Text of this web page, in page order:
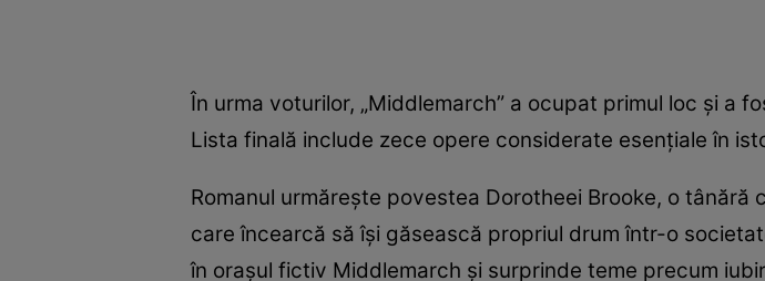
În urma voturilor, „Middlemarch” a ocupat primul loc și a
Lista finală include zece opere considerate esențiale în
Romanul urmărește povestea Dorotheei Brooke, o
care încearcă să își găsească propriul drum într-o
în orașul fictiv Middlemarch și surprinde teme precum